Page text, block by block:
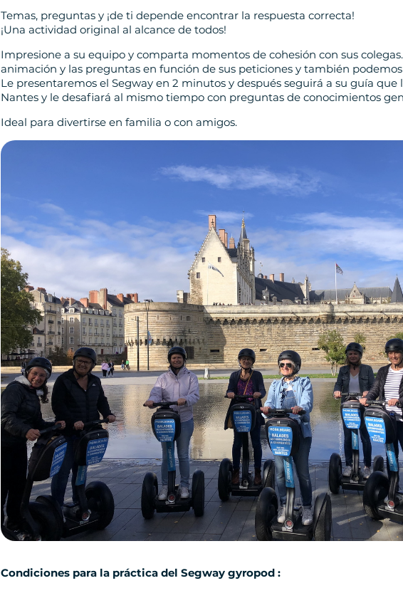
Temas, preguntas y ¡de ti depende encontrar la respuesta correcta!
¡Una actividad original al alcance de todos!
Impresione a su equipo y comparta momentos de cohesión con sus
animación y las preguntas en función de sus peticiones y también
Le presentaremos el Segway en 2 minutos y después seguirá a su guía
Nantes y le desafiará al mismo tiempo con preguntas de conocimientos
Ideal para divertirse en familia o con amigos.
Condiciones para la práctica del Segway gyropod :